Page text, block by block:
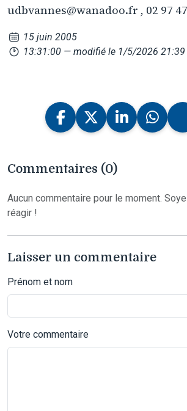
udbvannes@wanadoo.fr , 02 97
15 juin 2005
13:31:00 — modifié le 1/5/2026 21:39
Commentaires (0)
Aucun commentaire pour le moment.
réagir !
Laisser un commentaire
Prénom et nom
Votre commentaire